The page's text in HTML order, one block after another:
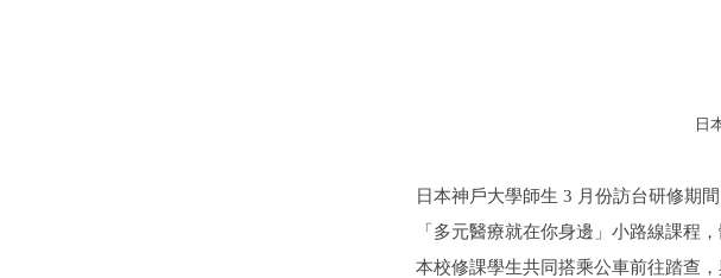
日
日本神戶大學師生 3 月份訪台研修期
「多元醫療就在你身邊」小路線課程
本校修課學生共同搭乘公車前往踏查